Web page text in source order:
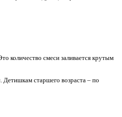
количество смеси заливается крутым
Детишкам старшего возраста – по